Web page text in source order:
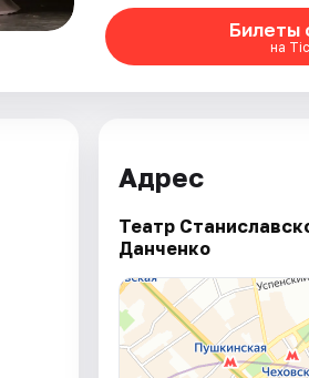
Билеты
на
Адрес
Театр
Данченко